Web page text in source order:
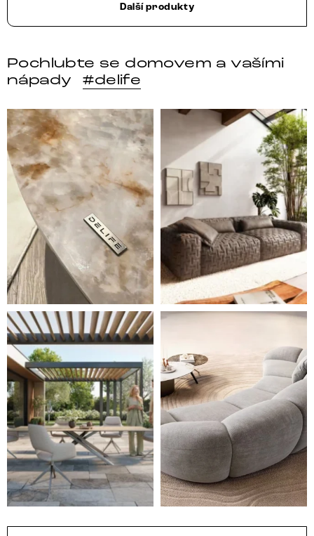
Další produkty
Pochlubte se domovem a vašími
nápady
#delife
DELIFE – Nábytek, který promění dům v domov. Domo
Místo, kam se budeš těšit
Styl, odolnost a společné chvíle pod širým nebem.
Ne každá pohovka je jen